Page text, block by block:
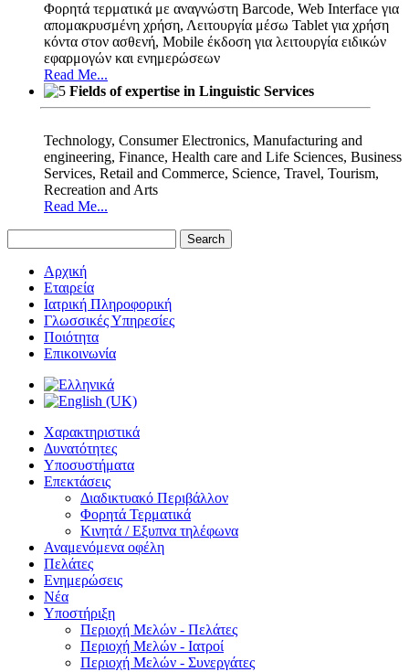
Φορητά τερματικά με αναγνώστη Barcode, Web Interface για
απομακρυσμένη χρήση, Λειτουργία μέσω Tablet για χρήση
κόντα στον ασθενή, Mobile έκδοση για λειτουργία ειδικών
εφαρμογών και ενημερώσεων
Read Me...
Fields of expertise in Linguistic Services
Technology, Consumer Electronics, Manufacturing and
engineering, Finance, Health care and Life Sciences, Business
Services, Retail and Commerce, Science, Travel, Tourism,
Recreation and Arts
Read Me...
Αρχική
Εταιρεία
Ιατρική Πληροφορική
Γλωσσικές Υπηρεσίες
Ποιότητα
Επικοινωνία
Χαρακτηριστικά
Δυνατότητες
Υποσυστήματα
Επεκτάσεις
Διαδικτυακό Περιβάλλον
Φορητά Τερματικά
Κινητά / Εξυπνα τηλέφωνα
Αναμενόμενα οφέλη
Πελάτες
Ενημερώσεις
Νέα
Υποστήριξη
Περιοχή Μελών - Πελάτες
Περιοχή Μελών - Ιατροί
Περιοχή Μελών - Συνεργάτες